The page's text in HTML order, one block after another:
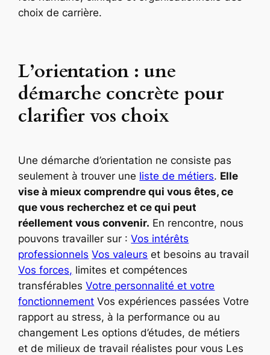
choix de carrière.
L’orientation : une
démarche concrète pour
clarifier vos choix
Une démarche d’orientation ne consiste pas
seulement à trouver une liste de métiers. Elle
vise à mieux comprendre qui vous êtes, ce
que vous recherchez et ce qui peut
réellement vous convenir. En rencontre, nous
pouvons travailler sur :Vos intérêts
professionnels Vos valeurs et besoins au travail
Vos forces, limites et compétences
transférablesVotre personnalité et votre
fonctionnement Vos expériences passées Votre
rapport au stress, à la performance ou au
changement Les options d’études, de métiers
et de milieux de travail réalistes pour vous Les